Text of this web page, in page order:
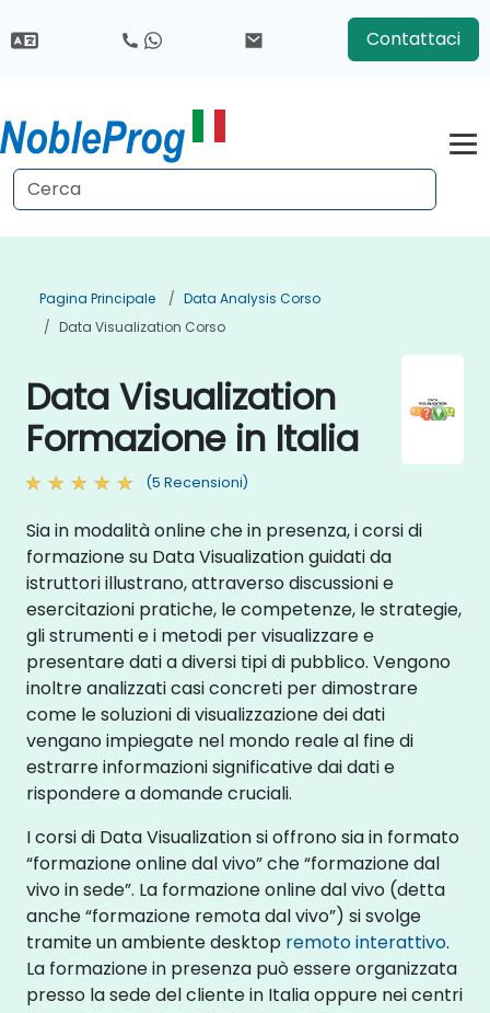
Contattaci
Pagina Principale
Data Analysis Corso
Data Visualization Corso
Data Visualization
Formazione in Italia
(5 Recensioni)
Sia in modalità online che in presenza, i corsi di
formazione su Data Visualization guidati da
istruttori illustrano, attraverso discussioni e
esercitazioni pratiche, le competenze, le strategie,
gli strumenti e i metodi per visualizzare e
presentare dati a diversi tipi di pubblico. Vengono
inoltre analizzati casi concreti per dimostrare
come le soluzioni di visualizzazione dei dati
vengano impiegate nel mondo reale al fine di
estrarre informazioni significative dai dati e
rispondere a domande cruciali.
I corsi di Data Visualization si offrono sia in formato
“formazione online dal vivo” che “formazione dal
vivo in sede”. La formazione online dal vivo (detta
anche “formazione remota dal vivo”) si svolge
tramite un ambiente desktop remoto interattivo.
La formazione in presenza può essere organizzata
presso la sede del cliente in Italia oppure nei centri